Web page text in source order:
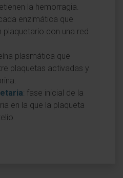
la hemorragia.
enzimática que
con una red
plasmática que
plaquetas activadas y
: fase inicial de la
en la que la plaqueta